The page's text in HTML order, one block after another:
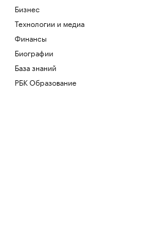
Бизнес
Технологии и медиа
Финансы
Биографии
База знаний
РБК Образование